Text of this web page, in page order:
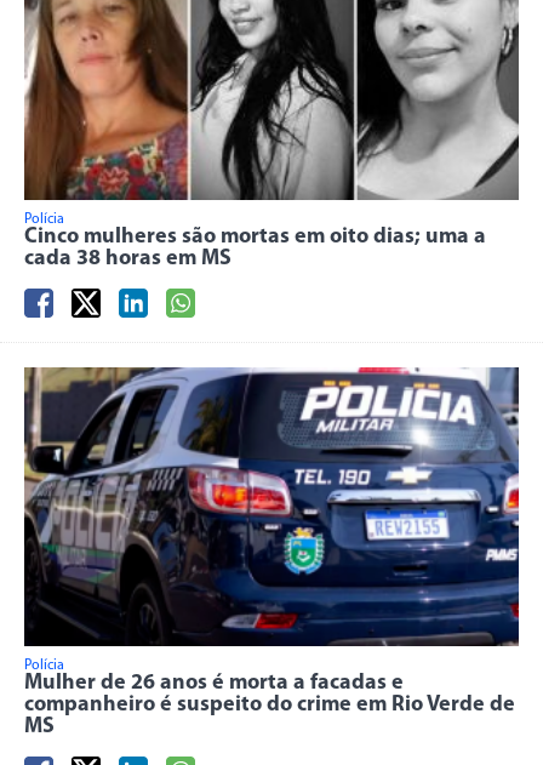
Polícia
Cinco mulheres são mortas em oito dias; uma a
cada 38 horas em MS
Polícia
Mulher de 26 anos é morta a facadas e
companheiro é suspeito do crime em Rio Verde de
MS